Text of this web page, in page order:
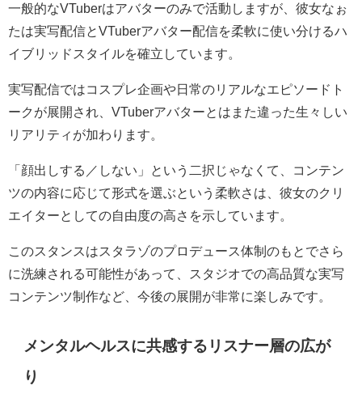
一般的なVTuberはアバターのみで活動しますが、彼女なぉ
たは実写配信とVTuberアバター配信を柔軟に使い分けるハ
イブリッドスタイルを確立しています。
実写配信ではコスプレ企画や日常のリアルなエピソードト
ークが展開され、VTuberアバターとはまた違った生々しい
リアリティが加わります。
「顔出しする／しない」という二択じゃなくて、コンテン
ツの内容に応じて形式を選ぶという柔軟さは、彼女のクリ
エイターとしての自由度の高さを示しています。
このスタンスはスタラゾのプロデュース体制のもとでさら
に洗練される可能性があって、スタジオでの高品質な実写
コンテンツ制作など、今後の展開が非常に楽しみです。
メンタルヘルスに共感するリスナー層の広が
り